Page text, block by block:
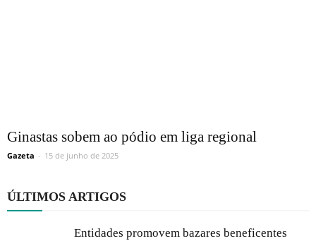
Ginastas sobem ao pódio em liga regional
Gazeta - 15 de junho de 2025
ÚLTIMOS ARTIGOS
Entidades promovem bazares beneficentes